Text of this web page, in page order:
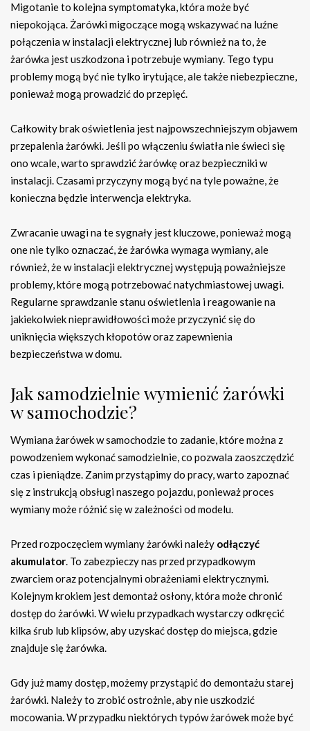
Migotanie to kolejna symptomatyka, która może być
niepokojąca. Żarówki migoczące mogą wskazywać na luźne
połączenia w instalacji elektrycznej lub również na to, że
żarówka jest uszkodzona i potrzebuje wymiany. Tego typu
problemy mogą być nie tylko irytujące, ale także niebezpieczne,
ponieważ mogą prowadzić do przepięć.
Całkowity brak oświetlenia jest najpowszechniejszym objawem
przepalenia żarówki. Jeśli po włączeniu światła nie świeci się
ono wcale, warto sprawdzić żarówkę oraz bezpieczniki w
instalacji. Czasami przyczyny mogą być na tyle poważne, że
konieczna będzie interwencja elektryka.
Zwracanie uwagi na te sygnały jest kluczowe, ponieważ mogą
one nie tylko oznaczać, że żarówka wymaga wymiany, ale
również, że w instalacji elektrycznej występują poważniejsze
problemy, które mogą potrzebować natychmiastowej uwagi.
Regularne sprawdzanie stanu oświetlenia i reagowanie na
jakiekolwiek nieprawidłowości może przyczynić się do
uniknięcia większych kłopotów oraz zapewnienia
bezpieczeństwa w domu.
Jak samodzielnie wymienić żarówki
w samochodzie?
Wymiana żarówek w samochodzie to zadanie, które można z
powodzeniem wykonać samodzielnie, co pozwala zaoszczędzić
czas i pieniądze. Zanim przystąpimy do pracy, warto zapoznać
się z instrukcją obsługi naszego pojazdu, ponieważ proces
wymiany może różnić się w zależności od modelu.
Przed rozpoczęciem wymiany żarówki należy odłączyć
akumulator. To zabezpieczy nas przed przypadkowym
zwarciem oraz potencjalnymi obrażeniami elektrycznymi.
Kolejnym krokiem jest demontaż osłony, która może chronić
dostęp do żarówki. W wielu przypadkach wystarczy odkręcić
kilka śrub lub klipsów, aby uzyskać dostęp do miejsca, gdzie
znajduje się żarówka.
Gdy już mamy dostęp, możemy przystąpić do demontażu starej
żarówki. Należy to zrobić ostrożnie, aby nie uszkodzić
mocowania. W przypadku niektórych typów żarówek może być